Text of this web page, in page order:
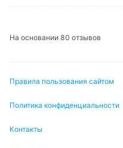
На основании 80 отзывов
Правила пользования сайтом
Политика конфиденциальности
Контакты